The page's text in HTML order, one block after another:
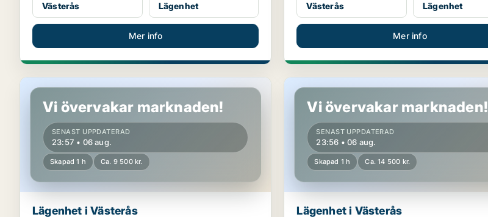
Västerås
Lägenhet
Mer info
Västerås
Lägenhet
Mer info
Lägenhet i Västerås
Vi övervakar marknaden!
SENAST UPPDATERAD
23:57 • 06 aug.
Skapad 1 h Ca. 9 500 kr.
Lägenhet i Västerås
Lägenhet i Västerås
Vi övervakar marknaden!
SENAST UPPDATERAD
23:56 • 06 aug.
Skapad 1 h Ca. 14 500 kr.
Lägenhet i Västerås